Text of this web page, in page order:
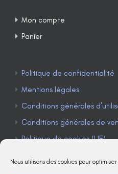
Nous utilisons des cookies pour
Mon compte
Panier
Politique de confidentialité
Mentions légales
Conditions générales
Conditions générales de
Politique de cookies (UE)